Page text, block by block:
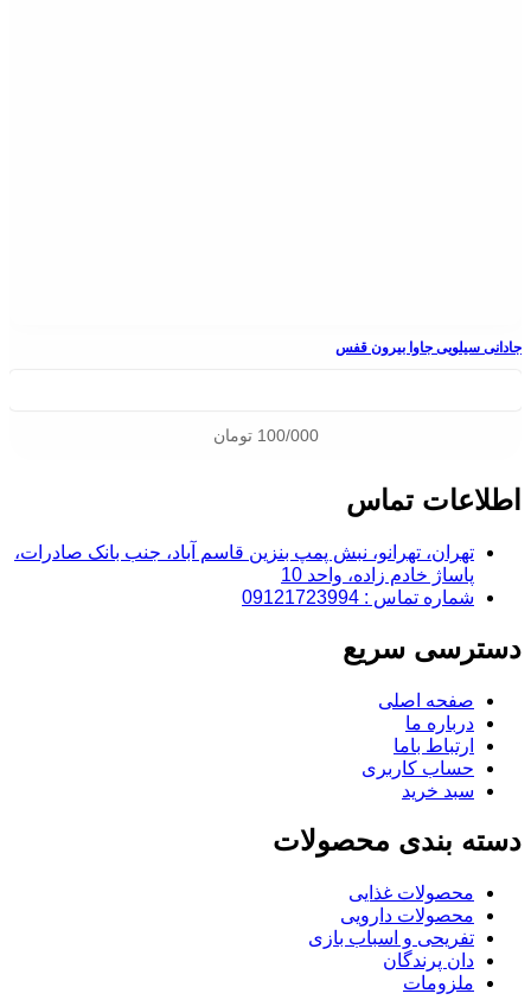
جادانی سیلویی جاوا بیرون قفس
100/000 تومان
اطلاعات تماس
تهران، تهرانو، نبش پمپ بنزین قاسم آباد، جنب بانک صادرات،
پاساژ خادم زاده، واحد 10
شماره تماس : 09121723994
دسترسی سریع
صفحه اصلی
درباره ما
ارتباط باما
حساب کاربری
سبد خرید
دسته بندی محصولات
محصولات غذایی
محصولات دارویی
تفریحی و اسباب بازی
دان پرندگان
ملزومات